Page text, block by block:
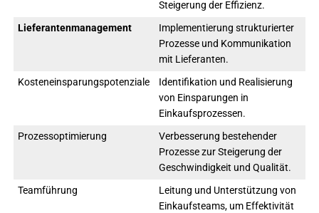
Steigerung der Effizienz.
Lieferantenmanagement
Implementierung strukturierter
Prozesse und Kommunikation
mit Lieferanten.
Kosteneinsparungspotenziale
Identifikation und Realisierung
von Einsparungen in
Einkaufsprozessen.
Prozessoptimierung
Verbesserung bestehender
Prozesse zur Steigerung der
Geschwindigkeit und Qualität.
Teamführung
Leitung und Unterstützung von
Einkaufsteams, um Effektivität